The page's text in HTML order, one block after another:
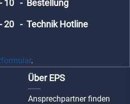
10 - Bestellung
- Technik Hotline
.
Über EPS
Ansprechpartner finden